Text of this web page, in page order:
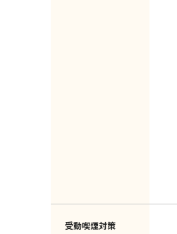
受動喫煙対策